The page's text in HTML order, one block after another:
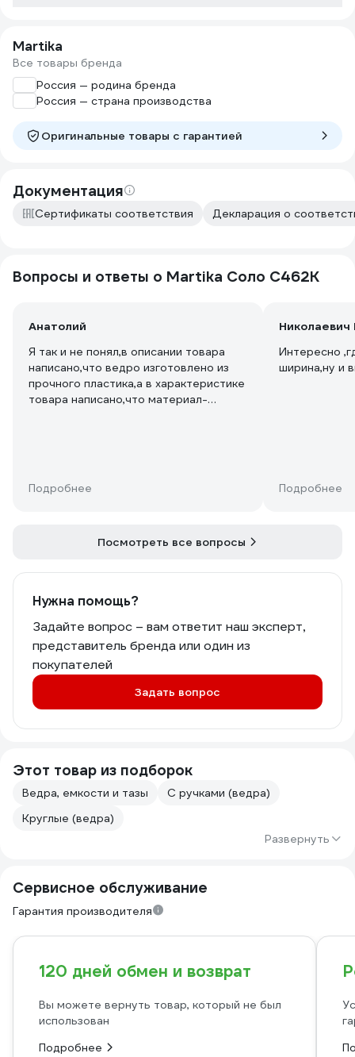
Martika
Все товары бренда
Россия — родина бренда
Россия — страна производства
Оригинальные товары c гарантией
Документация
Сертификаты соответствия Декларация о
Вопросы и ответы о Martika Соло С462К
Анатолий
Я так и не понял,в описании товара
написано,что ведро изготовлено из
прочного пластика,а в характеристике
товара написано,что материал-
Подробнее
Николаевич
Интересно ,где
ширина,ну и
Подробнее
Посмотреть все вопросы
Нужна помощь?
Задайте вопрос – вам ответит наш эксперт,
представитель бренда или один из
покупателей
Задать вопрос
Этот товар из подборок
Ведра, емкости и тазы
С ручками (ведра)
Круглые (ведра)
Развернуть
Сервисное обслуживание
Гарантия производителя
120 дней обмен и возврат
Вы можете вернуть товар, который не был
использован
Подробнее